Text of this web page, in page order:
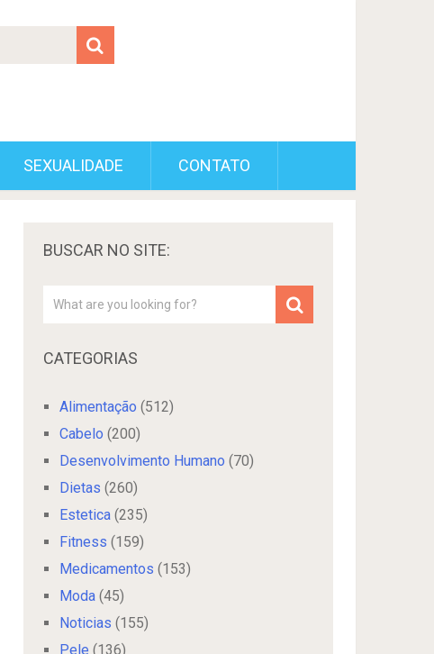
SEXUALIDADE CONTATO
BUSCAR NO SITE:
CATEGORIAS
Alimentação (512)
Cabelo (200)
Desenvolvimento Humano (70)
Dietas (260)
Estetica (235)
Fitness (159)
Medicamentos (153)
Moda (45)
Noticias (155)
Pele (136)